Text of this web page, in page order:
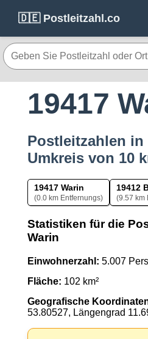
🇩🇪 Postleitzahl.co
19417
Postleitzahlen in
Umkreis von 10
19417 Warin
(0.0 km Entfernungs)
19412
(9.57 km
Statistiken für die
Warin
Einwohnerzahl: 5.007
Fläche: 102 km²
Geografische
53.80527, Längengrad